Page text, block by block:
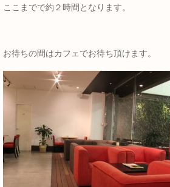
ここまでで約２時間となります。
お待ちの間はカフェでお待ち頂けます。